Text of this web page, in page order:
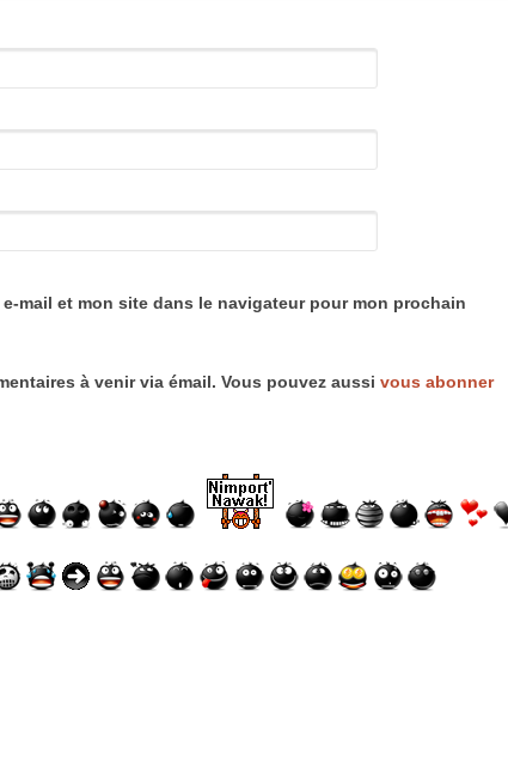
mail et mon site dans le navigateur pour mon prochain
à venir via émail. Vous pouvez aussi vous abonner